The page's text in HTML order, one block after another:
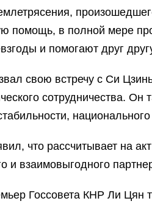
помощь, в полной мере
и помогают друг
свою встречу с Си
сотрудничества.
что рассчитывает на
и взаимовыгодного
Госсовета КНР Ли